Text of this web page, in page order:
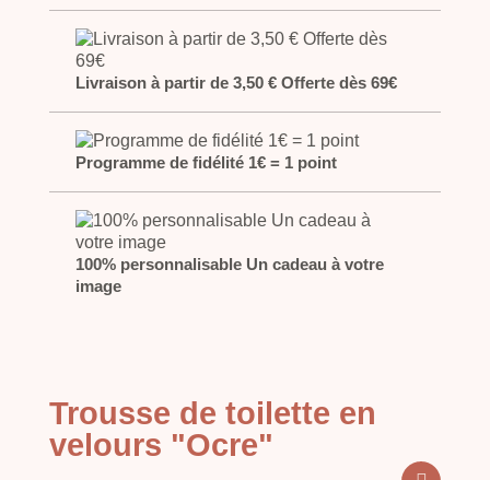
Livraison à partir de 3,50 € Offerte dès 69€
Programme de fidélité 1€ = 1 point
100% personnalisable Un cadeau à votre
image
Trousse de toilette en
velours "Ocre"